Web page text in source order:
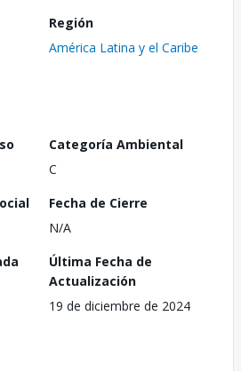
Región
América Latina y el Caribe
Categoría Ambiental
C
Fecha de Cierre
N/A
Última Fecha de
Actualización
19 de diciembre de 2024